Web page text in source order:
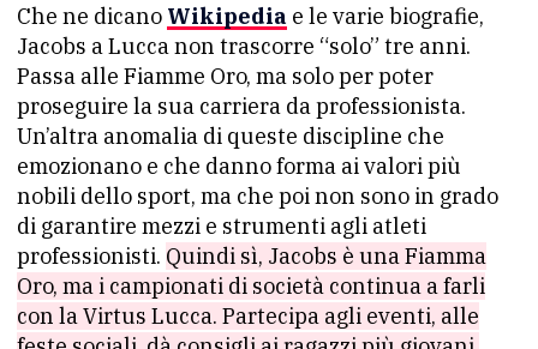
Che ne dicano Wikipedia e le varie biografie,
Jacobs a Lucca non trascorre “solo” tre anni.
Passa alle Fiamme Oro, ma solo per poter
proseguire la sua carriera da professionista.
Un’altra anomalia di queste discipline che
emozionano e che danno forma ai valori più
nobili dello sport, ma che poi non sono in grado
di garantire mezzi e strumenti agli atleti
professionisti. Quindi sì, Jacobs è una Fiamma
Oro, ma i campionati di società continua a farli
con la Virtus Lucca. Partecipa agli eventi, alle